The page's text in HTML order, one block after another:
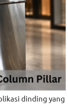
dinding yang